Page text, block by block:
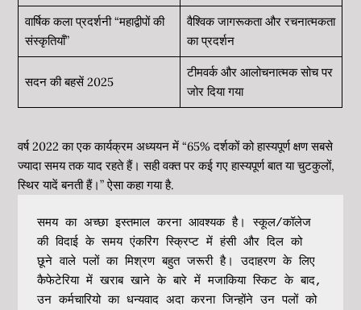
वार्षिक कला प्रदर्शनी “महाद्वीपों की
संस्कृतियाँ”
वैश्विक जागरूकता और रचनात्मकता
का प्रदर्शन
सदन की बहसें 2025
टीमवर्क और आलोचनात्मक सोच पर
जोर दिया गया
वर्ष 2022 का एक कार्यक्रम अध्ययन में “65% दर्शकों को हास्यपूर्ण क्षण सबसे
ज्यादा समय तक याद रहते हैं। सही वक्त पर कई गए हास्यपूर्ण बात या चुटकुलों,
स्थिर यादें बनती हैं।” ऐसा कहा गया है.
समय का अच्छा इस्तमाल करना आवश्यक है। स्कूल/कॉलेज
की विदाई के समय एंकरिंग स्क्रिप्ट में हंसी और दिल को
छूने वाले पलों का मिश्रण बहुत जरूरी है। उदाहरण के लिए
कैफेटेरिया में खराब खाने के बारे में मजाकिया स्किट के बाद,
उन कर्मचारियो का धन्यवाद अदा करना जिन्होंने उन पलों को